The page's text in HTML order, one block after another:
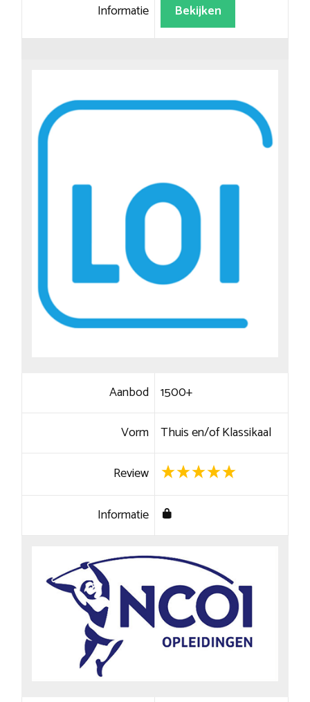
Informatie Bekijken
Aanbod 1500+
Vorm Thuis en/of Klassikaal
Review
Informatie